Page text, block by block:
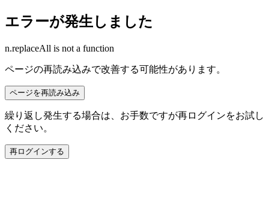
エラーが発生しました
n.replaceAll is not a function
ページの再読み込みで改善する可能性があります。
ページを再読み込み
繰り返し発生する場合は、お手数ですが再ログインをお試し
ください。
再ログインする